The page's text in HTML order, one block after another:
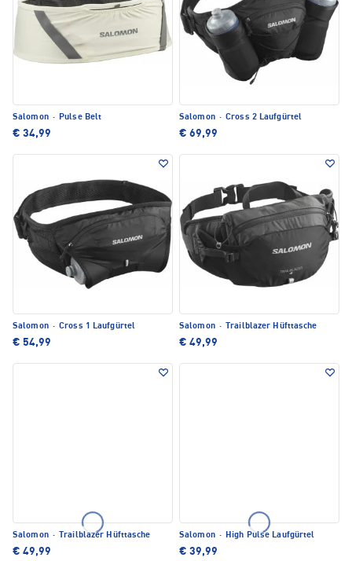
Salomon · Pulse Belt
€ 34,99
Salomon · Cross 2 Laufgürtel
€ 69,99
Salomon · Cross 1 Laufgürtel
€ 54,99
Salomon · Trailblazer Hüfttasche
€ 49,99
Salomon · Trailblazer Hüfttasche
€ 49,99
Salomon · High Pulse Laufgürtel
€ 39,99